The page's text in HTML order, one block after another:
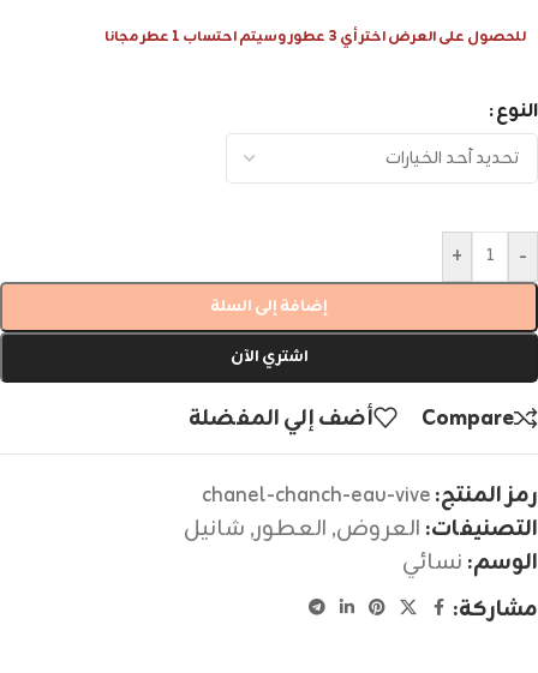
للحصول على العرض اختر أي 3 عطور وسيتم احتساب 1 عطر مجانا
النوع
-
+
إضافة إلى السلة
اشتري الآن
Compare أضف إلي المفضلة
رمز المنتج:chanel-chanch-eau-vive
التصنيفات: العروض, العطور, شانيل
الوسم: نسائي
مشاركة: